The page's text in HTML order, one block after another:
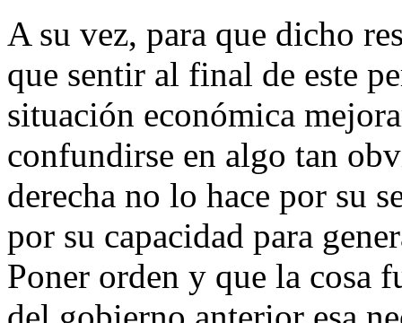
A su vez, para que dicho
que sentir al final de este
situación económica
confundirse en algo tan
derecha no lo hace por su
por su capacidad para
Poner orden y que la cosa